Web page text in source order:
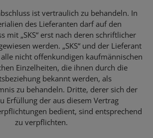
ist vertraulich zu behandeln. In
des Lieferanten darf auf den
mit „SKS“ erst nach deren schriftlicher
werden. „SKS“ und der Lieferant
nicht offenkundigen kaufmännischen
Einzelheiten, die ihnen durch die
bekannt werden, als
zu behandeln. Dritte, derer sich der
Erfüllung der aus diesem Vertrag
bedient, sind entsprechend
zu verpflichten.